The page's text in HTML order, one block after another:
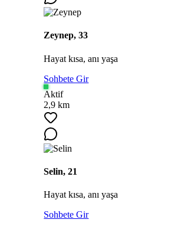
Zeynep, 33
Hayat kısa, anı yaşa
Sohbete Gir
Aktif
2,9 km
Selin, 21
Hayat kısa, anı yaşa
Sohbete Gir